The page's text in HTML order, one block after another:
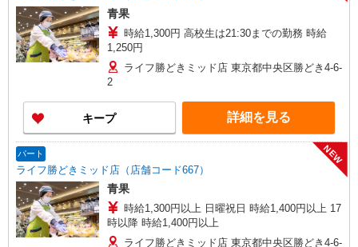
青果
時給1,300円 高校生は21:30までの勤務 時給
1,250円
ライフ勝どきミッド店 東京都中央区勝どき4-6-
2
キープ 詳細を見る
パート
ライフ勝どきミッド店（店舗コード667）
NEW
青果
時給1,300円以上 日曜祝日 時給1,400円以上 17
時以降 時給1,400円以上
ライフ勝どきミッド店 東京都中央区勝どき4-6-